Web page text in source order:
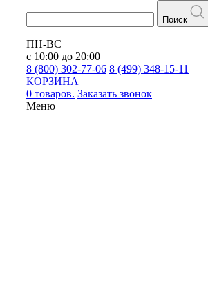
Поиск
ПН-ВС
с 10:00 до 20:00
8 (800) 302-77-06 8 (499) 348-15-11
КОРЗИНА
0 товаров. Заказать звонок
Меню